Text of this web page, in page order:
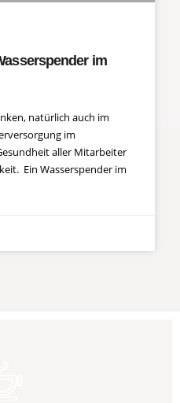
im
natürlich auch im
im
aller Mitarbeiter
Ein Wasserspender im